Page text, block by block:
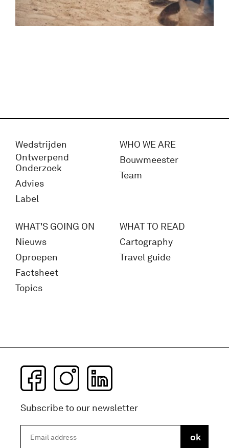
Wedstrijden
Ontwerpend
Onderzoek
Advies
Label
WHO WE ARE
Bouwmeester
Team
WHAT'S GOING ON
Nieuws
Oproepen
Factsheet
Topics
WHAT TO READ
Cartography
Travel guide
Subscribe to our newsletter